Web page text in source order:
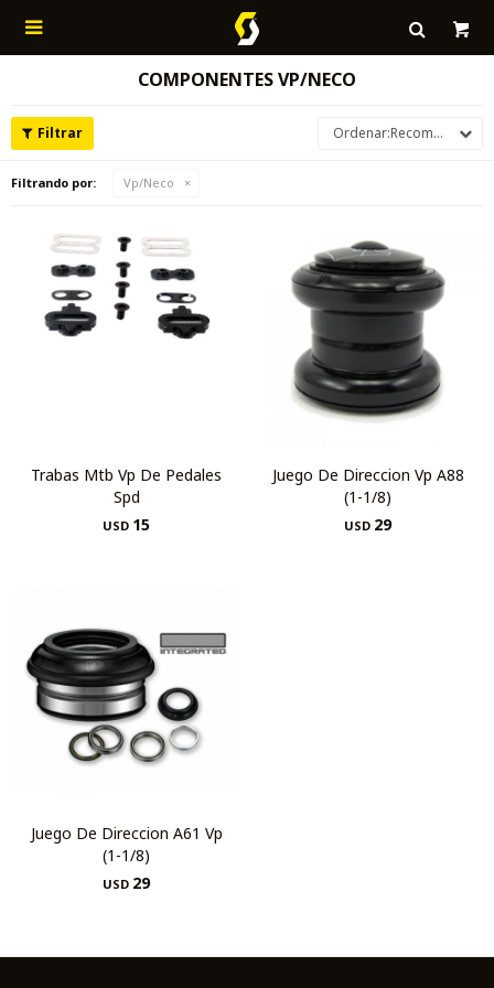

COMPONENTES VP/NECO
Recomendados
Filtrando por: Vp/Neco
Trabas Mtb Vp De Pedales
Spd
USD 15
Juego De Direccion Vp A88
(1-1/8)
USD 29
Juego De Direccion A61 Vp
(1-1/8)
USD 29